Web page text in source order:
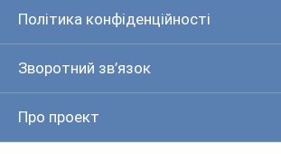
Політика конфіденційності
Зворотний зв’язок
Про проект